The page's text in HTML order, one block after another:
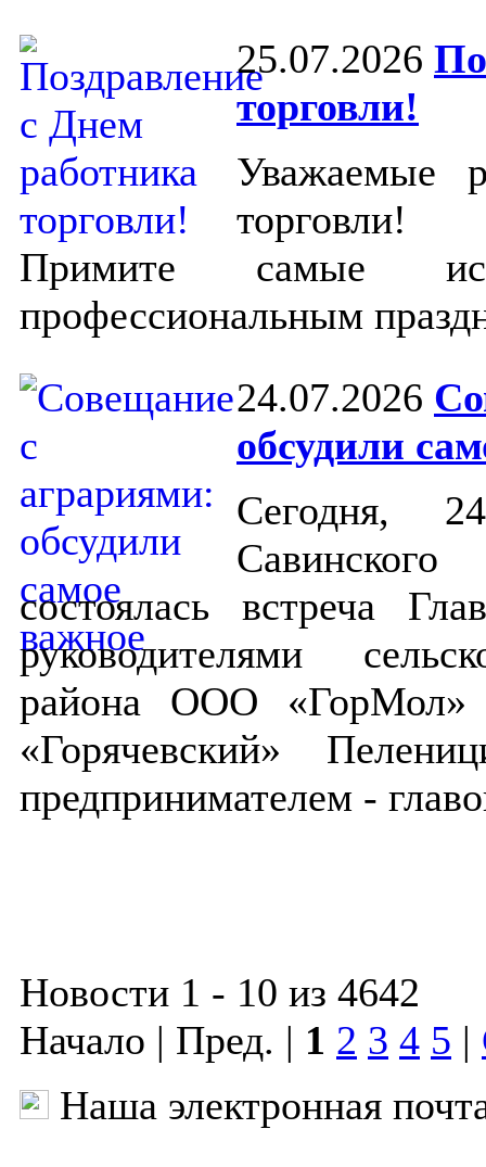
25.07.2026
торговли!
Уважаемые
торговли!
Примите самые
профессиональным
24.07.2026
обсудили
Cегодня,
состоялась встреча
руководителями
района ООО
«Горячевский»
предпринимателем -
Новости 1 - 10 из 4642
Начало | Пред. | 1 2 3 4 5 |
Наша электронная